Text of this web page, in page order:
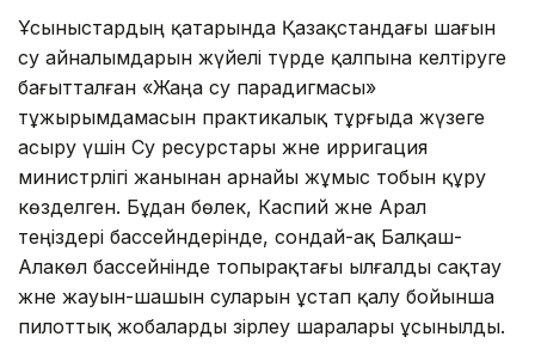
Ұсыныстардың қатарында Қазақстандағы шағын
су айналымдарын жүйелі түрде қалпына келтіруге
бағытталған «Жаңа су парадигмасы»
тұжырымдамасын практикалық тұрғыда жүзеге
асыру үшін Су ресурстары және ирригация
министрлігі жанынан арнайы жұмыс тобын құру
көзделген. Бұдан бөлек, Каспий және Арал
теңіздері бассейндерінде, сондай-ақ Балқаш-
Алакөл бассейнінде топырақтағы ылғалды сақтау
және жауын-шашын суларын ұстап қалу бойынша
пилоттық жобаларды әзірлеу шаралары ұсынылды.